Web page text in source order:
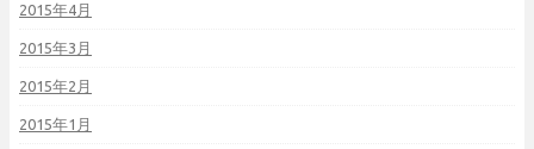
2015年4月
2015年3月
2015年2月
2015年1月